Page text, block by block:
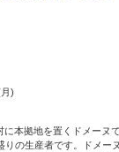
)
本拠地を置くドメーヌ
の生産者です。ドメー